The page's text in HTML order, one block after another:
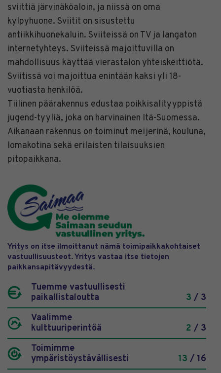
sviittiä järvinäköaloin, ja niissä on oma
kylpyhuone. Sviitit on sisustettu
antiikkihuonekaluin. Sviiteissä on TV ja langaton
internetyhteys. Sviiteissä majoittuvilla on
mahdollisuus käyttää vierastalon yhteiskeittiötä.
Sviitissä voi majoittua enintään kaksi yli 18-
vuotiasta henkilöä.
Tiilinen päärakennus edustaa poikkisalityyppistä
jugend-tyyliä, joka on harvinainen Itä-Suomessa.
Aikanaan rakennus on toiminut meijerinä, kouluna,
lomakotina sekä erilaisten tilaisuuksien
pitopaikkana.
Yritys on itse ilmoittanut nämä toimipaikkakohtaiset
vastuullisuusteot. Yritys vastaa itse tietojen
paikkansapitävyydestä.
Tuemme vastuullisesti
paikallistaloutta
3 / 3
Vaalimme
kulttuuriperintöä
2 / 3
Toimimme
ympäristöystävällisesti
13 / 16